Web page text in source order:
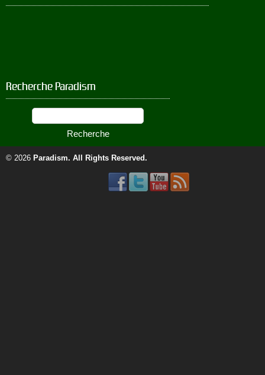
Recherche Paradism
© 2026 Paradism. All Rights Reserved.